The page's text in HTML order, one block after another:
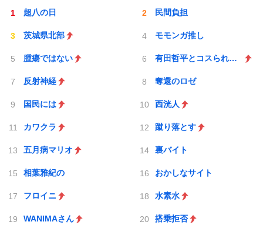
超八の日 民間負担
茨城県北部 モモンガ推し
腫瘍ではない 有田哲平とコスられない街
反射神経 奪還のロゼ
国民には 西洸人
カワクラ 蹴り落とす
五月病マリオ 裏バイト
相葉雅紀の おかしなサイト
フロイニ 水素水
WANIMAさん 搭乗拒否